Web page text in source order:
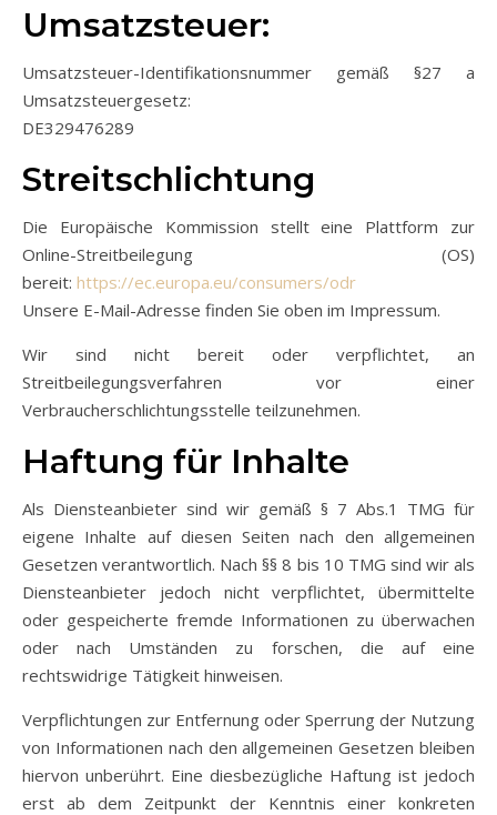
Umsatzsteuer:
Umsatzsteuer-Identifikationsnummer gemäß §27 a
Umsatzsteuergesetz:
DE329476289
Streitschlichtung
Die Europäische Kommission stellt eine Plattform zur
Online-Streitbeilegung (OS)
bereit: https://ec.europa.eu/consumers/odr
Unsere E-Mail-Adresse finden Sie oben im Impressum.
Wir sind nicht bereit oder verpflichtet, an
Streitbeilegungsverfahren vor einer
Verbraucherschlichtungsstelle teilzunehmen.
Haftung für Inhalte
Als Diensteanbieter sind wir gemäß § 7 Abs.1 TMG für
eigene Inhalte auf diesen Seiten nach den allgemeinen
Gesetzen verantwortlich. Nach §§ 8 bis 10 TMG sind wir als
Diensteanbieter jedoch nicht verpflichtet, übermittelte
oder gespeicherte fremde Informationen zu überwachen
oder nach Umständen zu forschen, die auf eine
rechtswidrige Tätigkeit hinweisen.
Verpflichtungen zur Entfernung oder Sperrung der Nutzung
von Informationen nach den allgemeinen Gesetzen bleiben
hiervon unberührt. Eine diesbezügliche Haftung ist jedoch
erst ab dem Zeitpunkt der Kenntnis einer konkreten